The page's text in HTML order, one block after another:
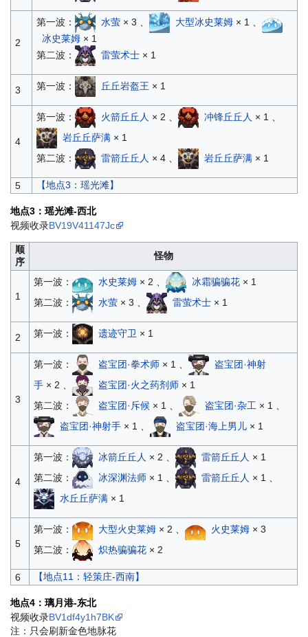
2
第一波： 水萤× 3 、 大型冰史莱姆× 1 、
冰史莱姆× 1
第二波：
雷萤术士× 1
3 第一波： 丘丘岩盔王 × 1
4
第一波： 火箭丘丘人 × 2 、 冲锋丘丘人 × 1 、
岩丘丘萨满× 1
第二波：
雷箭丘丘人 × 4 、 岩丘丘萨满× 1
5 【地点3：瑶光滩】
地点3：瑶光滩-西北
视频收录BV19V41147Jc
顺
序
怪物
1
第一波： 水史莱姆× 2 、 冰霜骗骗花× 1
第二波：
水萤× 3 、 雷萤术士× 1
2 第一波： 遗迹守卫 × 1
3
第一波： 盗宝团·拳术师× 1 、
盗宝团·神射
手× 2 、 盗宝团·火之药剂师× 1
第二波：
盗宝团·斥候× 1 、 盗宝团·杂工 × 1 、
盗宝团·神射手× 1 、 盗宝团·海上男儿× 1
4
第一波： 冰箭丘丘人 × 2 、 雷箭丘丘人 × 1
第二波：
冰深渊法师× 1 、 雷箭丘丘人 × 1 、
水丘丘萨满× 1
5
第一波： 大型火史莱姆× 2 、 火史莱姆× 3
第二波：
炽热骗骗花× 2
6 【地点11：轻策庄-西南】
地点4：璃月港-东北
视频收录BV1df4y1h7BK
注：只会刷新金色地脉花